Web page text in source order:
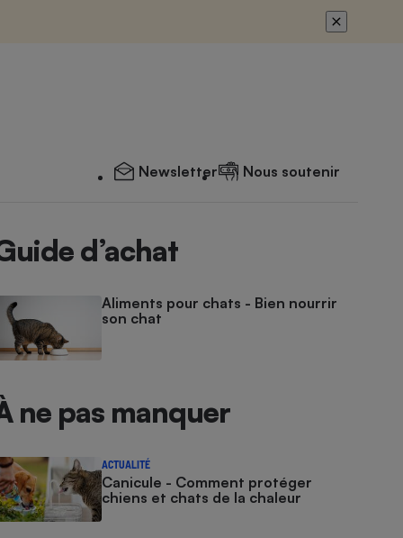
Newsletter Nous soutenir
d’achat
Aliments pour chats - Bien nourrir
son chat
ne pas manquer
ACTUALITÉ
Canicule - Comment protéger
chiens et chats de la chaleur